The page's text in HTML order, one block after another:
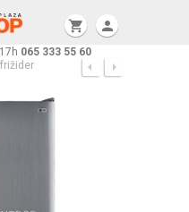
065 333 55 60
shopping_cart person
frižider